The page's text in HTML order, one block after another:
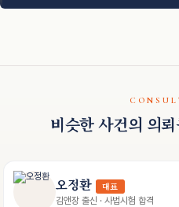
비슷한 사건의 의
오정환 대표
김앤장 출신 · 사법시험 합격